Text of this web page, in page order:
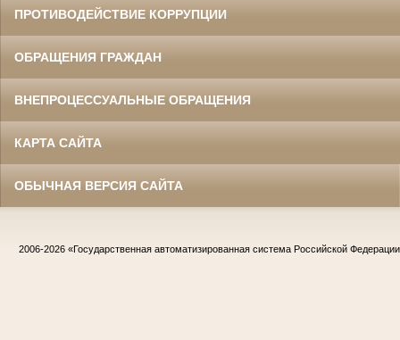
ПРОТИВОДЕЙСТВИЕ КОРРУПЦИИ
ОБРАЩЕНИЯ ГРАЖДАН
ВНЕПРОЦЕССУАЛЬНЫЕ ОБРАЩЕНИЯ
КАРТА САЙТА
ОБЫЧНАЯ ВЕРСИЯ САЙТА
2006-2026 «Государственная автоматизированная система Российской